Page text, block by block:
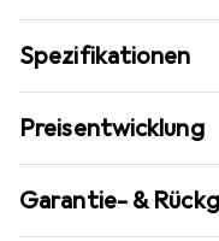
Spezifikationen
Preisentwicklung
Garantie- &